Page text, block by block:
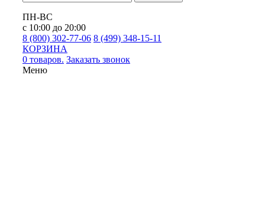
ПН-ВС
с 10:00 до 20:00
8 (800) 302-77-06 8 (499) 348-15-11
КОРЗИНА
0 товаров. Заказать звонок
Меню